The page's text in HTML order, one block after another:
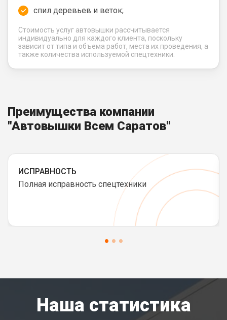
спил деревьев и веток;
Стоимость услуг автовышки рассчитывается
индивидуально для каждого клиента, поскольку
зависит от типа и объема работ, места их проведения, а
также количества используемой спецтехники.
Преимущества компании
"Автовышки Всем Саратов"
ИСПРАВНОСТЬ
Полная исправность спецтехники
Наша статистика